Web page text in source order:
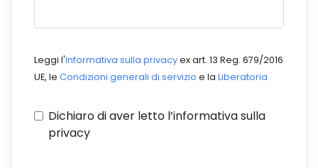
Leggi l'Informativa sulla privacyex art. 13 Reg. 679/2016
UE, le Condizioni generali di servizio e la Liberatoria
Dichiaro di aver letto l’informativa sulla
privacy